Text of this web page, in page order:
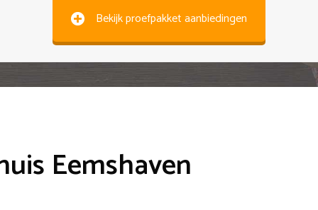
Bekijk proefpakket aanbiedingen
Eemshaven